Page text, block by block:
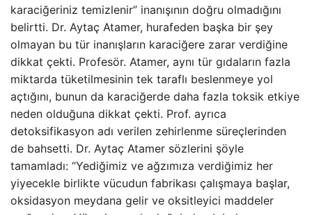
karaciğeriniz temizlenir” inanışının doğru olmadığını
belirtti. Dr. Aytaç Atamer, hurafeden başka bir şey
olmayan bu tür inanışların karaciğere zarar verdiğine
dikkat çekti. Profesör. Atamer, aynı tür gıdaların fazla
miktarda tüketilmesinin tek taraflı beslenmeye yol
açtığını, bunun da karaciğerde daha fazla toksik etkiye
neden olduğuna dikkat çekti. Prof. ayrıca
detoksifikasyon adı verilen zehirlenme süreçlerinden
de bahsetti. Dr. Aytaç Atamer sözlerini şöyle
tamamladı: “Yediğimiz ve ağzımıza verdiğimiz her
yiyecekle birlikte vücudun fabrikası çalışmaya başlar,
oksidasyon meydana gelir ve oksitleyici maddeler